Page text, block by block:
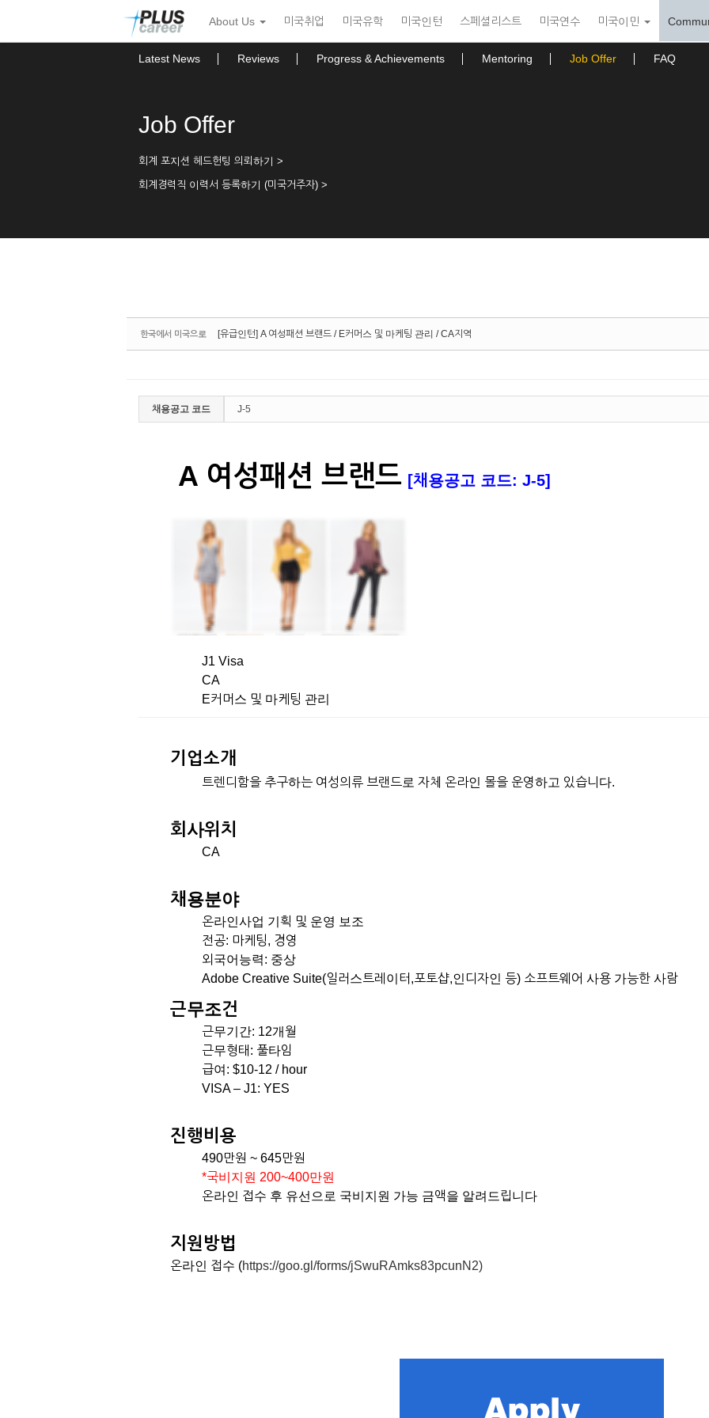
뉴
토
About Us 미국취업 미국유학 미국인턴 스페셜리스트 미국연수 미국이민
Latest News Reviews Progress & Achievements Mentoring Job Offer FAQ
Job Offer
회계 포지션 헤드헌팅 의뢰하기 >
회계경력직 이력서 등록하기 (미국거주자) >
한국에서 미국으로 [유급인턴] A 여성패션 브랜드 / E커머스 및 마케팅 관리 / CA지역
채용공고 코드 J-5
A 여성패션 브랜드 [채용공고 코드: J-5]
J1 Visa
CA
E커머스 및 마케팅 관리
기업소개
트렌디함을 추구하는 여성의류 브랜드로 자체 온라인 몰을 운영하고 있습니다.
회사위치
CA
채용분야
온라인사업 기획 및 운영 보조
전공: 마케팅, 경영
외국어능력: 중상
Adobe Creative Suite(일러스트레이터,포토샵,인디자인 등) 소프트웨어 사용 가능한 사람
근무조건
근무기간: 12개월
근무형태: 풀타임
급여: $10-12 / hour
VISA – J1: YES
진행비용
490만원 ~ 645만원
*국비지원 200~400만원
온라인 접수 후 유선으로 국비지원 가능 금액을 알려드립니다
지원방법
온라인 접수 (https://goo.gl/forms/jSwuRAmks83pcunN2)